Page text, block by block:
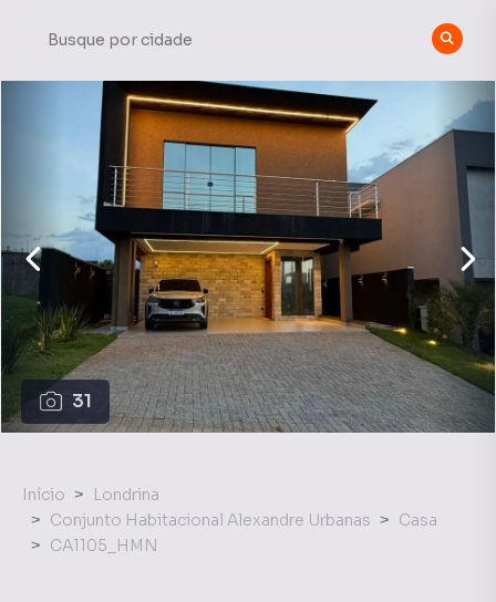
31
Início
Londrina
Conjunto Habitacional Alexandre Urbanas
Casa
CA1105_HMN